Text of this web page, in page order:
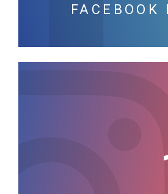
FACEBOOK